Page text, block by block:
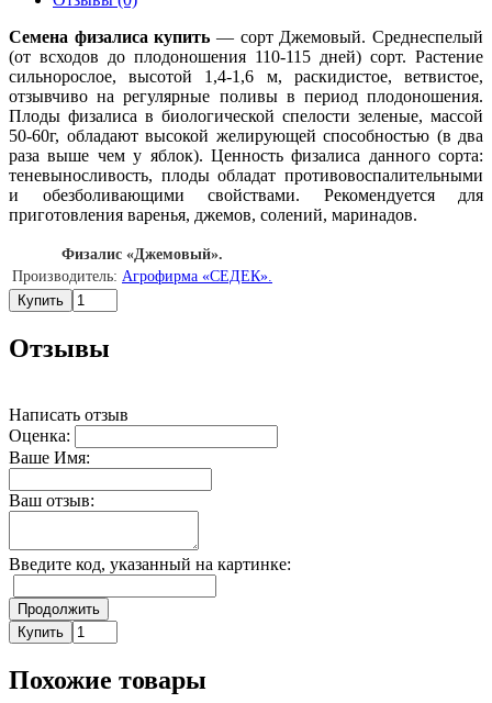
Семена физалиса купить — сорт Джемовый. Среднеспелый
(от всходов до плодоношения 110-115 дней) сорт. Растение
сильнорослое, высотой 1,4-1,6 м, раскидистое, ветвистое,
отзывчиво на регулярные поливы в период плодоношения.
Плоды физалиса в биологической спелости зеленые, массой
50-60г, обладают высокой желирующей способностью (в два
раза выше чем у яблок). Ценность физалиса данного сорта:
теневыносливость, плоды обладат противовоспалительными
и обезболивающими свойствами. Рекомендуется для
приготовления варенья, джемов, солений, маринадов.
Физалис «Джемовый».
Производитель: Агрофирма «СЕДЕК».
Купить
Отзывы
Написать отзыв
Оценка:
Ваше Имя:
Ваш отзыв:
Введите код, указанный на картинке:
Продолжить
Купить
Похожие товары